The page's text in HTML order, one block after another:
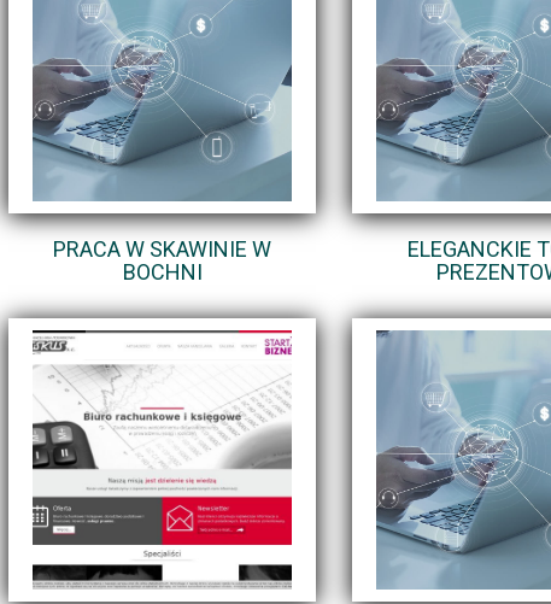
PRACA W SKAWINIE W
BOCHNI
ELEGANCKIE